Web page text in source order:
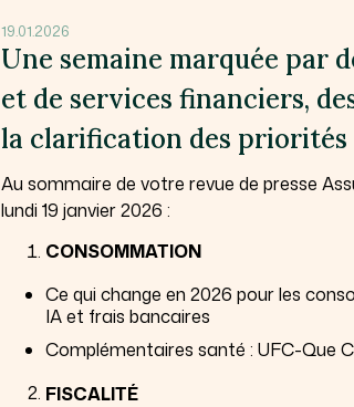
19.01.2026
Une semaine marquée par
et de services financiers,
la clarification des priorités
Au sommaire de votre revue de presse
lundi 19 janvier 2026 :
CONSOMMATION
Ce qui change en 2026 pour les
IA et frais bancaires
Complémentaires santé : UFC-Que
FISCALITÉ